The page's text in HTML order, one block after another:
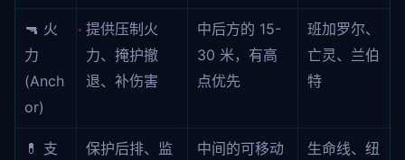
🔫 火
力
(Anch
or)
提供压制火
力、掩护撤
退、补伤害
中后方的 15-
30 米，有高
点优先
班加罗尔、
亡灵、兰伯
特
💊 支
保护后排、监
中间的可移动
生命线、纽